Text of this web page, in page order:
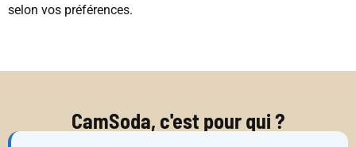
selon vos préférences.
CamSoda, c'est pour qui ?